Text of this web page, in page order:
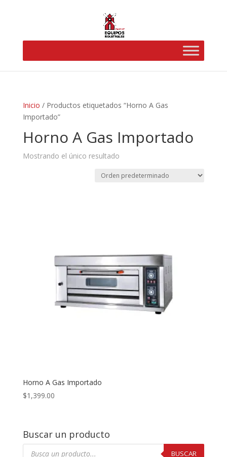
Inicio / Productos etiquetados “Horno A Gas
Importado”
Horno A Gas Importado
Mostrando el único resultado
Horno A Gas Importado
$1,399.00
Buscar un producto
Búsqueda
BUSCAR